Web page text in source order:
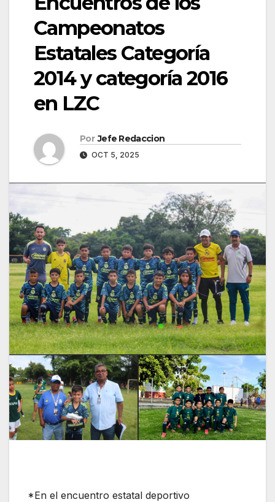
Campeonatos
Estatales Categoría
2014 y categoría 2016
en LZC
Por Jefe Redaccion
OCT 5, 2025
*En el encuentro estatal deportivo